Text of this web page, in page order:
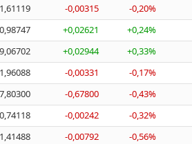
1,61119 -0,00315 -0,20%
+0,02621 +0,24%
9,06702 +0,02944 +0,33%
1,96088 -0,00331 -0,17%
-0,67800 -0,43%
0,74118 -0,00242 -0,32%
1,41488 -0,00792 -0,56%